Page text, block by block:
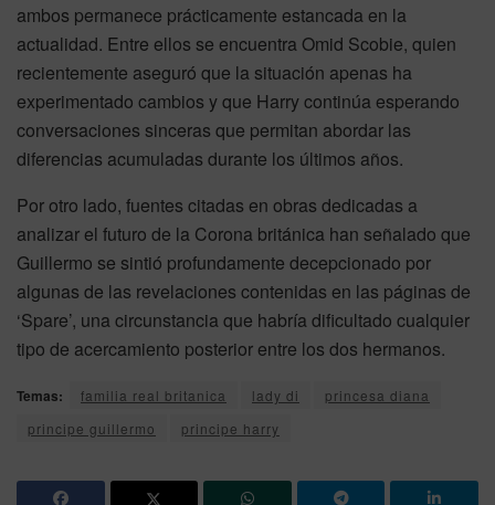
ambos permanece prácticamente estancada en la
actualidad. Entre ellos se encuentra Omid Scobie, quien
recientemente aseguró que la situación apenas ha
experimentado cambios y que Harry continúa esperando
conversaciones sinceras que permitan abordar las
diferencias acumuladas durante los últimos años.
Por otro lado, fuentes citadas en obras dedicadas a
analizar el futuro de la Corona británica han señalado que
Guillermo se sintió profundamente decepcionado por
algunas de las revelaciones contenidas en las páginas de
‘Spare’, una circunstancia que habría dificultado cualquier
tipo de acercamiento posterior entre los dos hermanos.
Temas: familia real britanica lady di
princesa diana
principe guillermo
principe harry